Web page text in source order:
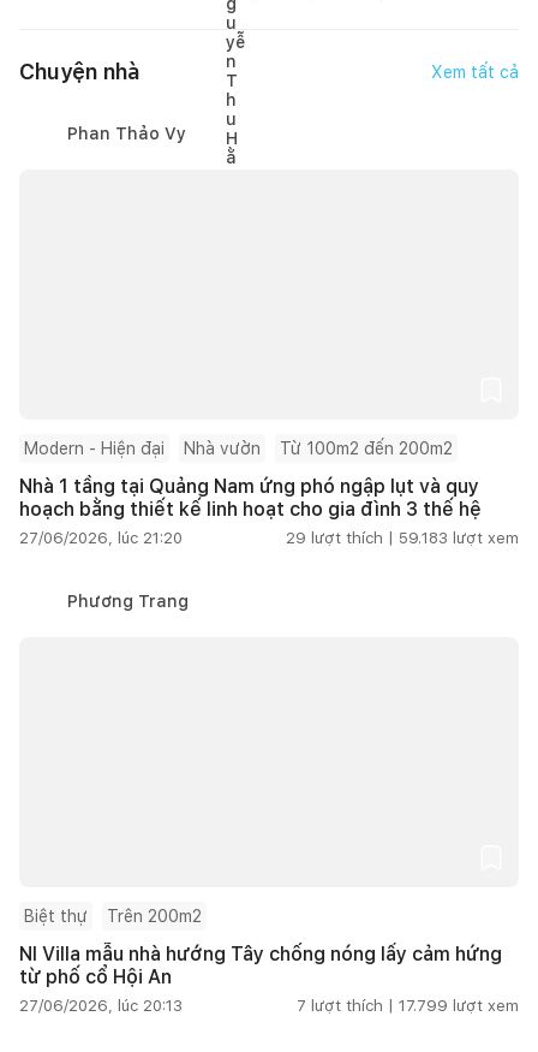
Chuyện nhà Xem tất cả
Phan Thảo Vy
Modern - Hiện đại Nhà vườn Từ 100m2 đến 200m2
Nhà 1 tầng tại Quảng Nam ứng phó ngập lụt và quy
hoạch bằng thiết kế linh hoạt cho gia đình 3 thế hệ
27/06/2026, lúc 21:20 29 lượt thích | 59.183 lượt xem
Phương Trang
Biệt thự Trên 200m2
NI Villa mẫu nhà hướng Tây chống nóng lấy cảm hứng
từ phố cổ Hội An
27/06/2026, lúc 20:13 7 lượt thích | 17.799 lượt xem